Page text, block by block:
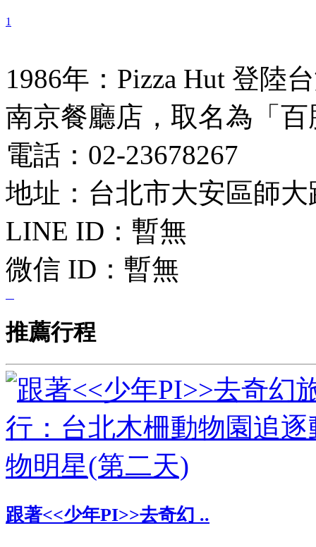
1
1986年：Pizza Hut 登陸
南京餐廳店，取名為「百
電話：02-23678267
地址：台北市大安區師大
LINE ID： 暫無
微信 ID： 暫無
推薦行程
跟著<<少年PI>>去奇幻 ..